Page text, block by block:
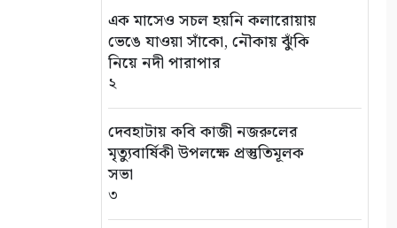
এক মাসেও সচল হয়নি কলারোয়ায়
ভেঙে যাওয়া সাঁকো, নৌকায় ঝুঁকি
নিয়ে নদী পারাপার
২
দেবহাটায় কবি কাজী নজরুলের
মৃত্যুবার্ষিকী উপলক্ষে প্রস্তুতিমূলক
সভা
৩